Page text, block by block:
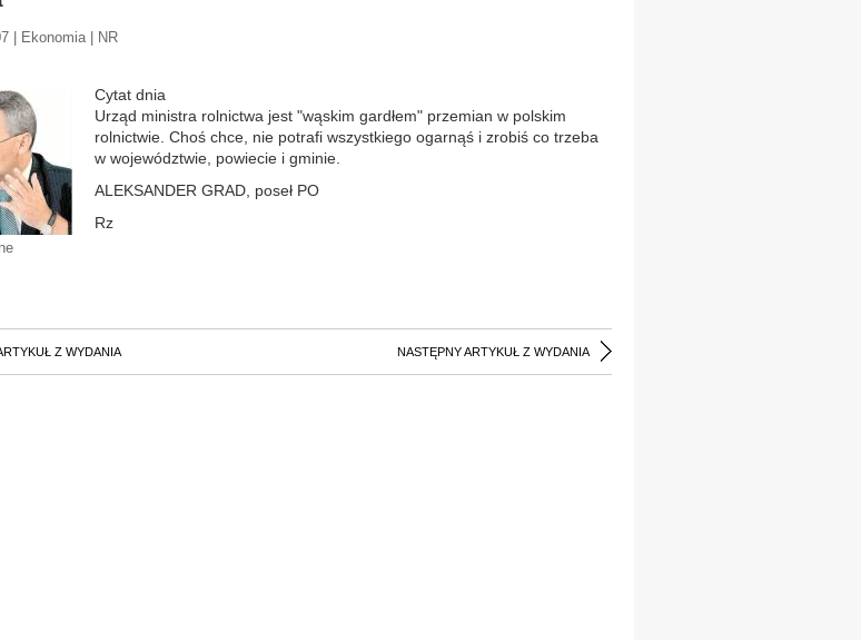
| Ekonomia | NR
Cytat dnia
Urząd ministra rolnictwa jest "wąskim gardłem" przemian w polskim
rolnictwie. Choś chce, nie potrafi wszystkiego ogarnąś i zrobiś co trzeba
w województwie, powiecie i gminie.
ALEKSANDER GRAD, poseł PO
Rz
Z WYDANIA NASTĘPNY ARTYKUŁ Z WYDANIA